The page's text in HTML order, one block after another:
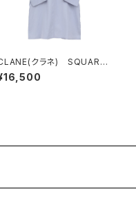
クラネ) SQUARE
BLOUSE BLUE